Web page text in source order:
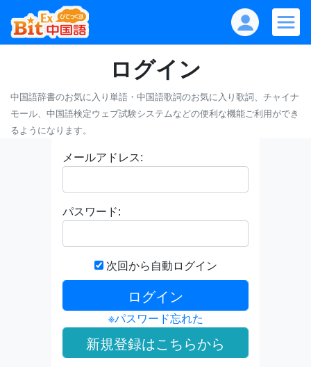
ログイン
中国語辞書のお気に入り単語・中国語歌詞のお気に入り歌詞、チャイナ
モール、中国語検定ウェブ試験システムなどの便利な機能ご利用ができ
るようになります。
メールアドレス:
パスワード:
次回から自動ログイン
※パスワード忘れた